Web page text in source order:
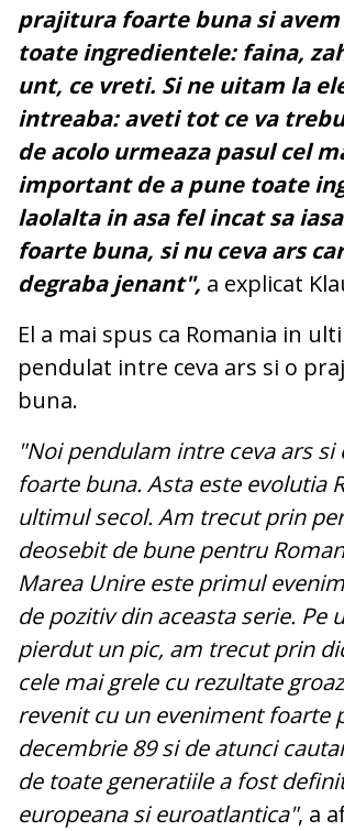
prajitura foarte buna si avem
toate ingredientele: faina,
unt, ce vreti. Si ne uitam la
intreaba: aveti tot ce va
de acolo urmeaza pasul cel
important de a pune toate
laolalta in asa fel incat sa
foarte buna, si nu ceva ars
degraba jenant", a explicat
El a mai spus ca Romania in
pendulat intre ceva ars si o
buna.
"Noi pendulam intre ceva ars
foarte buna. Asta este evolutia
ultimul secol. Am trecut prin
deosebit de bune pentru
Marea Unire este primul
de pozitiv din aceasta serie. Pe
pierdut un pic, am trecut prin
cele mai grele cu rezultate
revenit cu un eveniment foarte
decembrie 89 si de atunci
de toate generatiile a fost
europeana si euroatlantica", a